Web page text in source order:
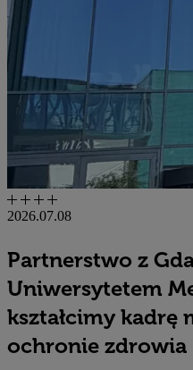
2026.07.08
Partnerstwo z
Uniwersytetem
kształcimy kadrę
ochronie zdrowia